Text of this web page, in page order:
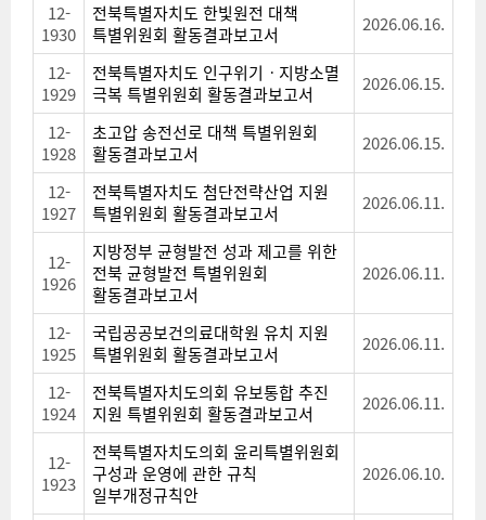
12-
1930
전북특별자치도 한빛원전 대책
특별위원회 활동결과보고서
2026.06.16.
12-
1929
전북특별자치도 인구위기ㆍ지방소멸
극복 특별위원회 활동결과보고서
2026.06.15.
12-
1928
초고압 송전선로 대책 특별위원회
활동결과보고서
2026.06.15.
12-
1927
전북특별자치도 첨단전략산업 지원
특별위원회 활동결과보고서
2026.06.11.
12-
1926
지방정부 균형발전 성과 제고를 위한
전북 균형발전 특별위원회
활동결과보고서
2026.06.11.
12-
1925
국립공공보건의료대학원 유치 지원
특별위원회 활동결과보고서
2026.06.11.
12-
1924
전북특별자치도의회 유보통합 추진
지원 특별위원회 활동결과보고서
2026.06.11.
12-
1923
전북특별자치도의회 윤리특별위원회
구성과 운영에 관한 규칙
일부개정규칙안
2026.06.10.